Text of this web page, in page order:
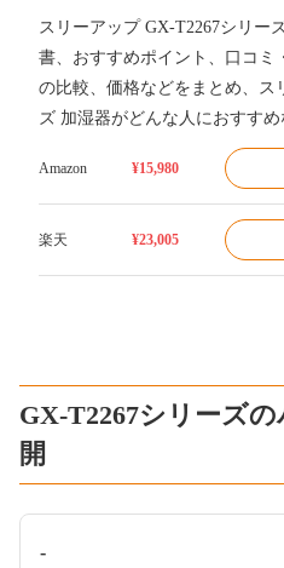
スリーアップ GX-T2267シリー
書、おすすめポイント、口コミ
の比較、価格などをまとめ、ス
ズ 加湿器がどんな人におすすめ
Amazon ¥15,980
楽天 ¥23,005
GX-T2267シリーズ
開
-